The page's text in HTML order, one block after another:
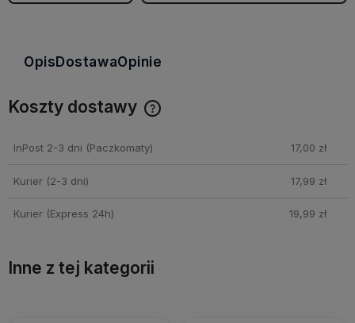
Opis DostawaOpinie
Koszty dostawy
InPost 2-3 dni (Paczkomaty) 17,00 zł
Kurier (2-3 dni) 17,99 zł
Kurier (Express 24h) 19,99 zł
Inne z tej kategorii